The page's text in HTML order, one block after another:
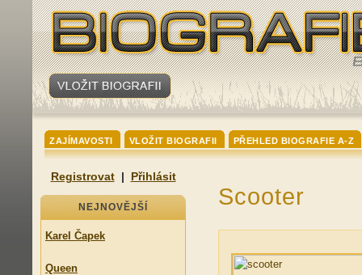
ZAJÍMAVOSTI VLOŽIT BIOGRAFII PŘEHLED BIOGRAFIE A-Z
Registrovat| Přihlásit
NEJNOVĚJŠÍ
Karel Čapek
Queen
Scooter